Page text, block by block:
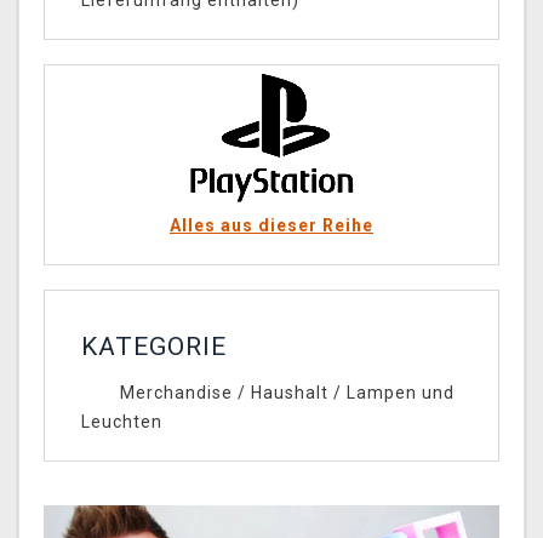
Alles aus dieser Reihe
KATEGORIE
Merchandise / Haushalt / Lampen und
Leuchten